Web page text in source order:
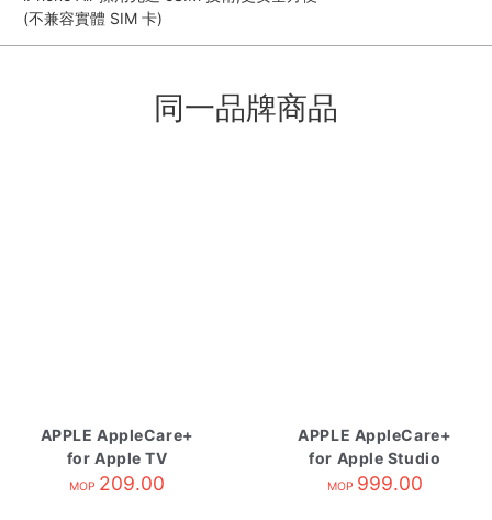
(不兼容實體 SIM 卡)
同一品牌商品
APPLE AppleCare+
for Apple TV
MOP 209.00
APPLE AppleCare+
for Apple Studio
Display
MOP 999.00